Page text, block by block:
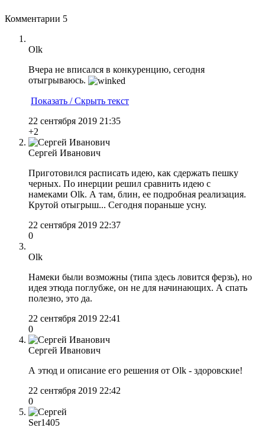
Комментарии 5
Olk
Вчера не вписался в конкуренцию, сегодня
отыгрываюсь.
Показать / Скрыть текст
22 сентября 2019 21:35
+2
Сергей Иванович
Приготовился расписать идею, как сдержать пешку
черных. По инерции решил сравнить идею с
намеками Olk. А там, блин, ее подробная реализация.
Крутой отыгрыш... Сегодня пораньше усну.
22 сентября 2019 22:37
0
Olk
Намеки были возможны (типа здесь ловится ферзь), но
идея этюда поглубже, он не для начинающих. А спать
полезно, это да.
22 сентября 2019 22:41
0
Сергей Иванович
А этюд и описание его решения от Olk - здоровские!
22 сентября 2019 22:42
0
Ser1405